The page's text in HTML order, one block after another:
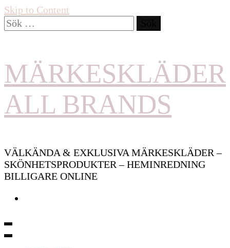
Skip to Content
Sök
efter:
MÄRKESKLÄDER
ALL BRANDS
VÄLKÄNDA & EXKLUSIVA MÄRKESKLÄDER –
SKÖNHETSPRODUKTER – HEMINREDNING
BILLIGARE ONLINE